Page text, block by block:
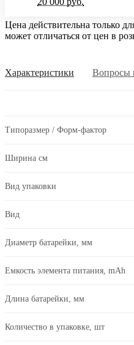
Цена действительна только
может отличаться от цен в
Характеристики Вопросы
Типоразмер / Форм-фактор
Ширина см
Вид упаковки
Вид
Диаметр батарейки, мм
Емкость элемента питания, mAh
Длина батарейки, мм
Количество в упаковке, шт